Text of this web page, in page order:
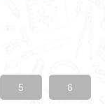
5 6